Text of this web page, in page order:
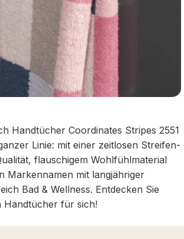
Handtücher Coordinates Stripes 2551
Linie: mit einer zeitlosen Streifen-
flauschigem Wohlfühlmaterial
Markennamen mit langjähriger
Bad & Wellness. Entdecken Sie
Handtücher für sich!